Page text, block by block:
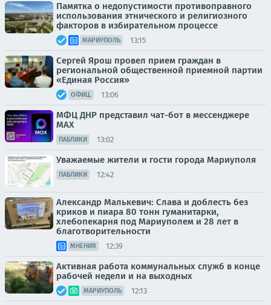
Памятка о недопустимости противоправного
использования этнического и религиозного
факторов в избирательном процессе
МАРИУПОЛЬ 13:15
Сергей Ярош провел прием граждан в
региональной общественной приемной партии
«Единая Россия»
ОФИЦ. 13:06
МФЦ ДНР представил чат-бот в мессенджере
MAX
ПАБЛИКИ 13:02
Уважаемые жители и гости города Мариуполя
ПАБЛИКИ 12:42
Александр Малькевич: Слава и доблесть без
криков и пиара 80 тонн гуманитарки,
хлебопекарня под Мариуполем и 28 лет в
благотворительности
МНЕНИЯ 12:39
Активная работа коммунальных служб в конце
рабочей недели и на выходных
МАРИУПОЛЬ 12:13